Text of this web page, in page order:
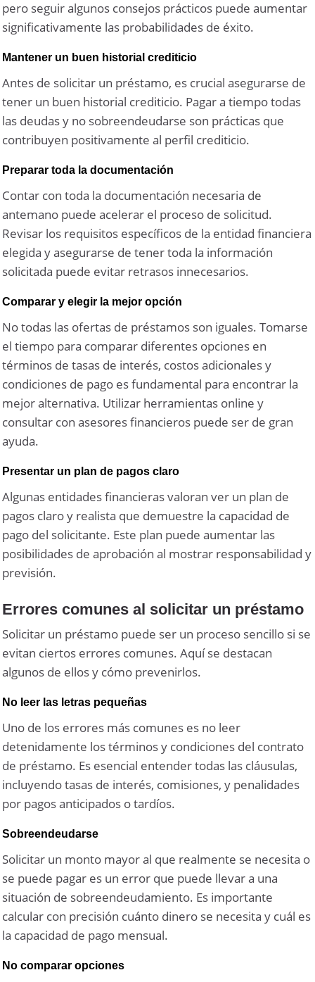
pero seguir algunos consejos prácticos puede aumentar
significativamente las probabilidades de éxito.
Mantener un buen historial crediticio
Antes de solicitar un préstamo, es crucial asegurarse de
tener un buen historial crediticio. Pagar a tiempo todas
las deudas y no sobreendeudarse son prácticas que
contribuyen positivamente al perfil crediticio.
Preparar toda la documentación
Contar con toda la documentación necesaria de
antemano puede acelerar el proceso de solicitud.
Revisar los requisitos específicos de la entidad financiera
elegida y asegurarse de tener toda la información
solicitada puede evitar retrasos innecesarios.
Comparar y elegir la mejor opción
No todas las ofertas de préstamos son iguales. Tomarse
el tiempo para comparar diferentes opciones en
términos de tasas de interés, costos adicionales y
condiciones de pago es fundamental para encontrar la
mejor alternativa. Utilizar herramientas online y
consultar con asesores financieros puede ser de gran
ayuda.
Presentar un plan de pagos claro
Algunas entidades financieras valoran ver un plan de
pagos claro y realista que demuestre la capacidad de
pago del solicitante. Este plan puede aumentar las
posibilidades de aprobación al mostrar responsabilidad y
previsión.
Errores comunes al solicitar un préstamo
Solicitar un préstamo puede ser un proceso sencillo si se
evitan ciertos errores comunes. Aquí se destacan
algunos de ellos y cómo prevenirlos.
No leer las letras pequeñas
Uno de los errores más comunes es no leer
detenidamente los términos y condiciones del contrato
de préstamo. Es esencial entender todas las cláusulas,
incluyendo tasas de interés, comisiones, y penalidades
por pagos anticipados o tardíos.
Sobreendeudarse
Solicitar un monto mayor al que realmente se necesita o
se puede pagar es un error que puede llevar a una
situación de sobreendeudamiento. Es importante
calcular con precisión cuánto dinero se necesita y cuál es
la capacidad de pago mensual.
No comparar opciones